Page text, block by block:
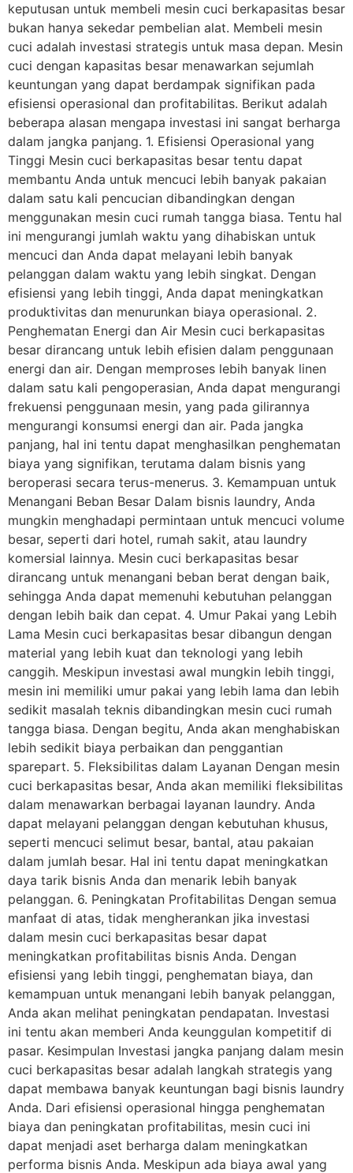
keputusan untuk membeli mesin cuci berkapasitas besar
bukan hanya sekedar pembelian alat. Membeli mesin
cuci adalah investasi strategis untuk masa depan. Mesin
cuci dengan kapasitas besar menawarkan sejumlah
keuntungan yang dapat berdampak signifikan pada
efisiensi operasional dan profitabilitas. Berikut adalah
beberapa alasan mengapa investasi ini sangat berharga
dalam jangka panjang. 1. Efisiensi Operasional yang
Tinggi Mesin cuci berkapasitas besar tentu dapat
membantu Anda untuk mencuci lebih banyak pakaian
dalam satu kali pencucian dibandingkan dengan
menggunakan mesin cuci rumah tangga biasa. Tentu hal
ini mengurangi jumlah waktu yang dihabiskan untuk
mencuci dan Anda dapat melayani lebih banyak
pelanggan dalam waktu yang lebih singkat. Dengan
efisiensi yang lebih tinggi, Anda dapat meningkatkan
produktivitas dan menurunkan biaya operasional. 2.
Penghematan Energi dan Air Mesin cuci berkapasitas
besar dirancang untuk lebih efisien dalam penggunaan
energi dan air. Dengan memproses lebih banyak linen
dalam satu kali pengoperasian, Anda dapat mengurangi
frekuensi penggunaan mesin, yang pada gilirannya
mengurangi konsumsi energi dan air. Pada jangka
panjang, hal ini tentu dapat menghasilkan penghematan
biaya yang signifikan, terutama dalam bisnis yang
beroperasi secara terus-menerus. 3. Kemampuan untuk
Menangani Beban Besar Dalam bisnis laundry, Anda
mungkin menghadapi permintaan untuk mencuci volume
besar, seperti dari hotel, rumah sakit, atau laundry
komersial lainnya. Mesin cuci berkapasitas besar
dirancang untuk menangani beban berat dengan baik,
sehingga Anda dapat memenuhi kebutuhan pelanggan
dengan lebih baik dan cepat. 4. Umur Pakai yang Lebih
Lama Mesin cuci berkapasitas besar dibangun dengan
material yang lebih kuat dan teknologi yang lebih
canggih. Meskipun investasi awal mungkin lebih tinggi,
mesin ini memiliki umur pakai yang lebih lama dan lebih
sedikit masalah teknis dibandingkan mesin cuci rumah
tangga biasa. Dengan begitu, Anda akan menghabiskan
lebih sedikit biaya perbaikan dan penggantian
sparepart. 5. Fleksibilitas dalam Layanan Dengan mesin
cuci berkapasitas besar, Anda akan memiliki fleksibilitas
dalam menawarkan berbagai layanan laundry. Anda
dapat melayani pelanggan dengan kebutuhan khusus,
seperti mencuci selimut besar, bantal, atau pakaian
dalam jumlah besar. Hal ini tentu dapat meningkatkan
daya tarik bisnis Anda dan menarik lebih banyak
pelanggan. 6. Peningkatan Profitabilitas Dengan semua
manfaat di atas, tidak mengherankan jika investasi
dalam mesin cuci berkapasitas besar dapat
meningkatkan profitabilitas bisnis Anda. Dengan
efisiensi yang lebih tinggi, penghematan biaya, dan
kemampuan untuk menangani lebih banyak pelanggan,
Anda akan melihat peningkatan pendapatan. Investasi
ini tentu akan memberi Anda keunggulan kompetitif di
pasar. Kesimpulan Investasi jangka panjang dalam mesin
cuci berkapasitas besar adalah langkah strategis yang
dapat membawa banyak keuntungan bagi bisnis laundry
Anda. Dari efisiensi operasional hingga penghematan
biaya dan peningkatan profitabilitas, mesin cuci ini
dapat menjadi aset berharga dalam meningkatkan
performa bisnis Anda. Meskipun ada biaya awal yang